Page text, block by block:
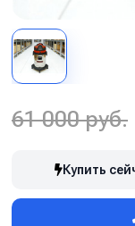
61 000 руб.
Купить